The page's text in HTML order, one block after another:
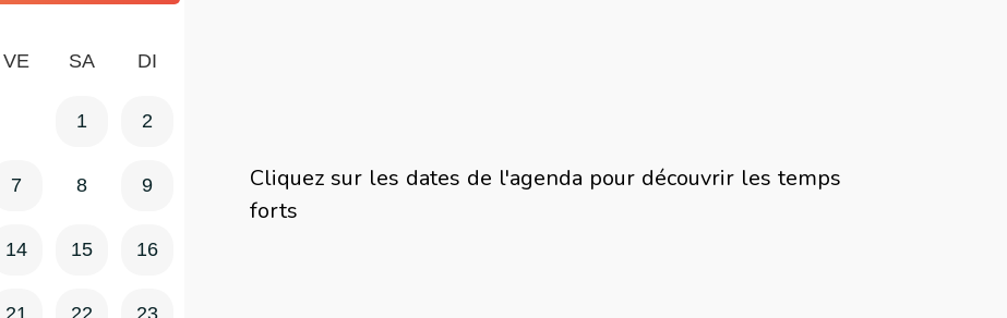
VE SA DI
1 2
7 8 9
14 15 16
21 22 23
Cliquez sur les dates de l'agenda pour découvrir les temps
forts